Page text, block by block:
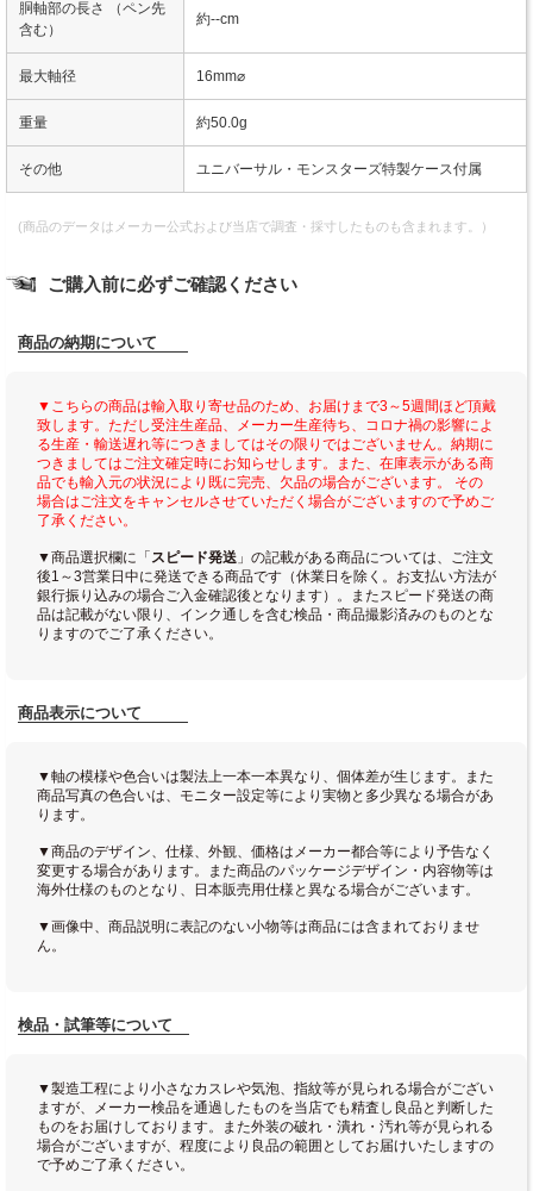
胴軸部の長さ （ペン先
含む）
約--cm
最大軸径 16mm⌀
重量 約50.0g
その他 ユニバーサル・モンスターズ特製ケース付属
(商品のデータはメーカー公式および当店で調査・採寸したものも含まれます。）
ご購入前に必ずご確認ください
商品の納期について
▼こちらの商品は輸入取り寄せ品のため、お届けまで3～5週間ほど頂戴
致します。ただし受注生産品、メーカー生産待ち、コロナ禍の影響によ
る生産・輸送遅れ等につきましてはその限りではございません。納期に
つきましてはご注文確定時にお知らせします。また、在庫表示がある商
品でも輸入元の状況により既に完売、欠品の場合がございます。 その
場合はご注文をキャンセルさせていただく場合がございますので予めご
了承ください。
▼商品選択欄に「 スピード発送 」の記載がある商品については、ご注文
後1～3営業日中に発送できる商品です（休業日を除く。お支払い方法が
銀行振り込みの場合ご入金確認後となります）。またスピード発送の商
品は記載がない限り、インク通しを含む検品・商品撮影済みのものとな
りますのでご了承ください。
商品表示について
▼軸の模様や色合いは製法上一本一本異なり、個体差が生じます。また
商品写真の色合いは、モニター設定等により実物と多少異なる場合があ
ります。
▼商品のデザイン、仕様、外観、価格はメーカー都合等により予告なく
変更する場合があります。また商品のパッケージデザイン・内容物等は
海外仕様のものとなり、日本販売用仕様と異なる場合がございます。
▼画像中、商品説明に表記のない小物等は商品には含まれておりませ
ん。
検品・試筆等について
▼製造工程により小さなカスレや気泡、指紋等が見られる場合がござい
ますが、メーカー検品を通過したものを当店でも精査し良品と判断した
ものをお届けしております。また外装の破れ・潰れ・汚れ等が見られる
場合がございますが、程度により良品の範囲としてお届けいたしますの
で予めご了承ください。